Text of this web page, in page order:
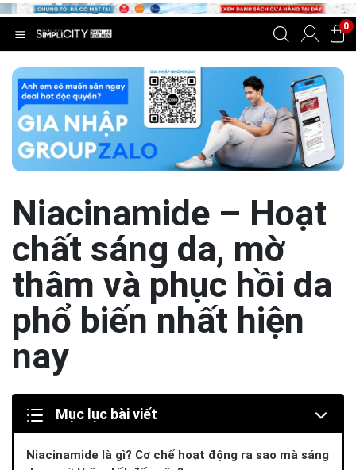
0
Niacinamide – Hoạt
chất sáng da, mờ
thâm và phục hồi da
phổ biến nhất hiện
nay
Mục lục bài viết
Niacinamide là gì? Cơ chế hoạt động ra sao mà sáng